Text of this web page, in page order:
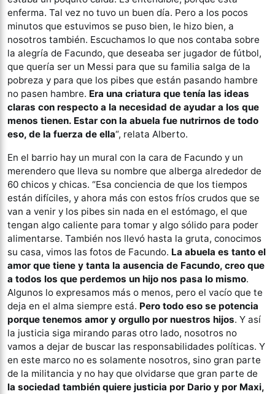
enferma. Tal vez no tuvo un buen día. Pero a los pocos
minutos que estuvimos se puso bien, le hizo bien, a
nosotros también. Escuchamos lo que nos contaba sobre
la alegría de Facundo, que deseaba ser jugador de fútbol,
que quería ser un Messi para que su familia salga de la
pobreza y para que los pibes que están pasando hambre
no pasen hambre. Era una criatura que tenía las ideas
claras con respecto a la necesidad de ayudar a los que
menos tienen. Estar con la abuela fue nutrirnos de todo
eso, de la fuerza de ella“, relata Alberto.
En el barrio hay un mural con la cara de Facundo y un
merendero que lleva su nombre que alberga alrededor de
60 chicos y chicas. “Esa conciencia de que los tiempos
están difíciles, y ahora más con estos fríos crudos que se
van a venir y los pibes sin nada en el estómago, el que
tengan algo caliente para tomar y algo sólido para poder
alimentarse. También nos llevó hasta la gruta, conocimos
su casa, vimos las fotos de Facundo. La abuela es tanto el
amor que tiene y tanta la ausencia de Facundo, creo que
a todos los que perdemos un hijo nos pasa lo mismo.
Algunos lo expresamos más o menos, pero el vacío que te
deja en el alma siempre está. Pero todo eso se potencia
porque tenemos amor y orgullo por nuestros hijos. Y así
la justicia siga mirando paras otro lado, nosotros no
vamos a dejar de buscar las responsabilidades políticas. Y
en este marco no es solamente nosotros, sino gran parte
de la militancia y no hay que olvidarse que gran parte de
la sociedad también quiere justicia por Dario y por Maxi,